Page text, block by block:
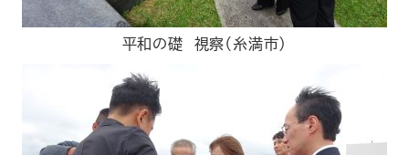
平和の礎 視察（糸満市）